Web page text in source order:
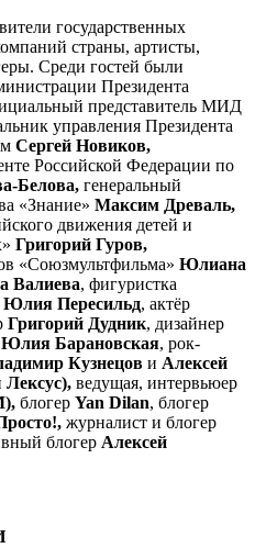
государственных
страны, артисты,
Среди гостей были
Президента
представитель МИД
управления Президента
Сергей Новиков,
Российской Федерации по
Белова, генеральный
«Знание» Максим Древаль,
движения детей и
Григорий Гуров,
«Союзмультфильма» Юлиана
Валиева, фигуристка
Юлия Пересильд, актёр
Григорий Дудник, дизайнер
Юлия Барановская, рок-
Кузнецов и Алексей
Лексус), ведущая, интервьюер
блогер Yan Dilan, блогер
журналист и блогер
блогер Алексей